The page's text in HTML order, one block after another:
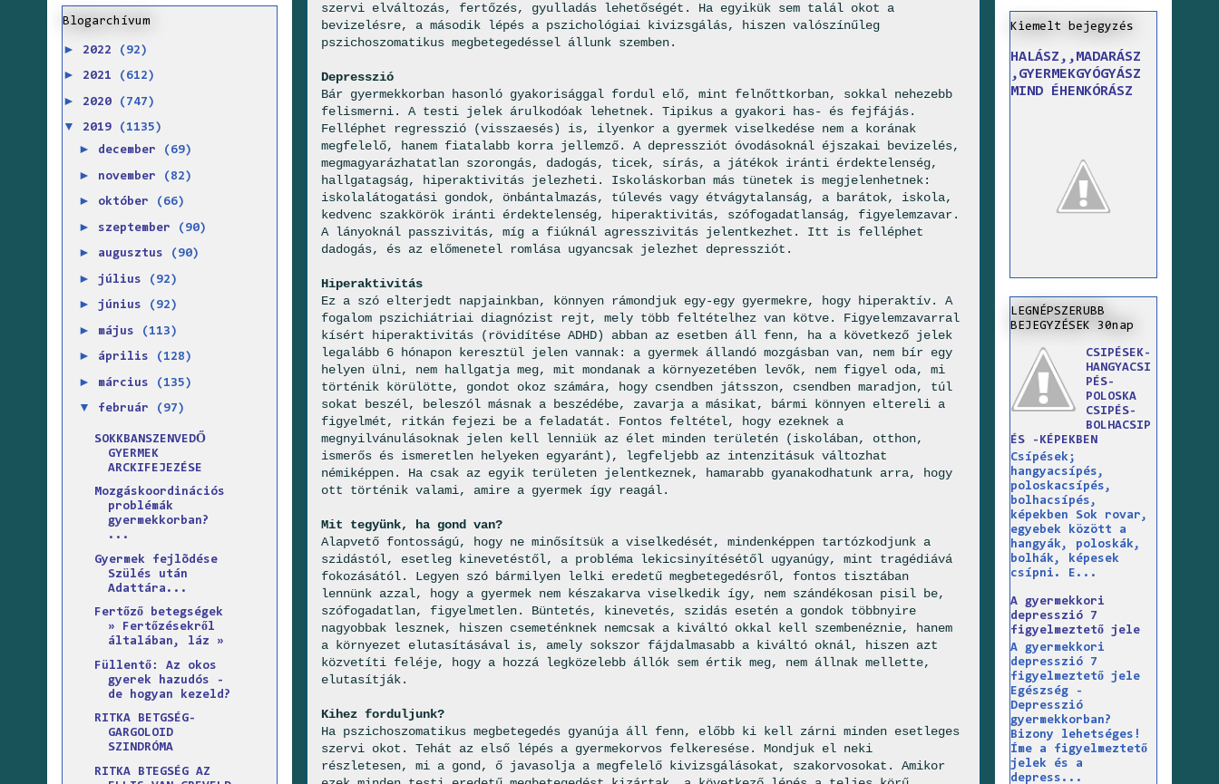
szervi elváltozás, fertőzés, gyulladás lehetőségét. Ha egyikük sem talál okot a
bevizelésre, a második lépés a pszichológiai kivizsgálás, hiszen valószínűleg
pszichoszomatikus megbetegedéssel állunk szemben.
Depresszió
Bár gyermekkorban hasonló gyakorisággal fordul elő, mint felnőttkorban, sokkal nehezebb
felismerni. A testi jelek árulkodóak lehetnek. Tipikus a gyakori has- és fejfájás.
Felléphet regresszió (visszaesés) is, ilyenkor a gyermek viselkedése nem a korának
megfelelő, hanem fiatalabb korra jellemző. A depressziót óvodásoknál éjszakai bevizelés,
megmagyarázhatatlan szorongás, dadogás, ticek, sírás, a játékok iránti érdektelenség,
hallgatagság, hiperaktivitás jelezheti. Iskoláskorban más tünetek is megjelenhetnek:
iskolalátogatási gondok, önbántalmazás, túlevés vagy étvágytalanság, a barátok, iskola,
kedvenc szakkörök iránti érdektelenség, hiperaktivitás, szófogadatlanság, figyelemzavar.
A lányoknál passzivitás, míg a fiúknál agresszivitás jelentkezhet. Itt is felléphet
dadogás, és az előmenetel romlása ugyancsak jelezhet depressziót.
Hiperaktivitás
Ez a szó elterjedt napjainkban, könnyen rámondjuk egy-egy gyermekre, hogy hiperaktív. A
fogalom pszichiátriai diagnózist rejt, mely több feltételhez van kötve. Figyelemzavarral
kísért hiperaktivitás (rövidítése ADHD) abban az esetben áll fenn, ha a következő jelek
legalább 6 hónapon keresztül jelen vannak: a gyermek állandó mozgásban van, nem bír egy
helyen ülni, nem hallgatja meg, mit mondanak a környezetében levők, nem figyel oda, mi
történik körülötte, gondot okoz számára, hogy csendben játsszon, csendben maradjon, túl
sokat beszél, beleszól másnak a beszédébe, zavarja a másikat, bármi könnyen eltereli a
figyelmét, ritkán fejezi be a feladatát. Fontos feltétel, hogy ezeknek a
megnyilvánulásoknak jelen kell lenniük az élet minden területén (iskolában, otthon,
ismerős és ismeretlen helyeken egyaránt), legfeljebb az intenzitásuk változhat
némiképpen. Ha csak az egyik területen jelentkeznek, hamarabb gyanakodhatunk arra, hogy
ott történik valami, amire a gyermek így reagál.
Mit tegyünk, ha gond van?
Alapvető fontosságú, hogy ne minősítsük a viselkedését, mindenképpen tartózkodjunk a
szidástól, esetleg kinevetéstől, a probléma lekicsinyítésétől ugyanúgy, mint tragédiává
fokozásától. Legyen szó bármilyen lelki eredetű megbetegedésről, fontos tisztában
lennünk azzal, hogy a gyermek nem készakarva viselkedik így, nem szándékosan pisil be,
szófogadatlan, figyelmetlen. Büntetés, kinevetés, szidás esetén a gondok többnyire
nagyobbak lesznek, hiszen csemeténknek nemcsak a kiváltó okkal kell szembenéznie, hanem
a környezet elutasításával is, amely sokszor fájdalmasabb a kiváltó oknál, hiszen azt
közvetíti feléje, hogy a hozzá legközelebb állók sem értik meg, nem állnak mellette,
elutasítják.
Kihez forduljunk?
Ha pszichoszomatikus megbetegedés gyanúja áll fenn, előbb ki kell zárni minden esetleges
szervi okot. Tehát az első lépés a gyermekorvos felkeresése. Mondjuk el neki
részletesen, mi a gond, ő javasolja a megfelelő kivizsgálásokat, szakorvosokat. Amikor
Blogarchívum
► 2022 (92)
► 2021 (612)
► 2020 (747)
▼ 2019 (1135)
► december (69)
► november (82)
► október (66)
► szeptember (90)
► augusztus (90)
► július (92)
► június (92)
► május (113)
► április (128)
► március (135)
▼ február (97)
SOKKBANSZENVEDŐ
GYERMEK
ARCKIFEJEZÉSE
Mozgáskoordinációs
problémák
gyermekkorban?
...
Gyermek fejlõdése
Szülés után
Adattára...
Fertőző betegségek
» Fertőzésekről
általában, láz »
Füllentő: Az okos
gyerek hazudós -
de hogyan kezeld?
RITKA BETGSÉG-
GARGOLOID
SZINDRÓMA
RITKA BTEGSÉG AZ
Kiemelt bejegyzés
HALÁSZ,,MADARÁSZ
,GYERMEKGYÓGYÁSZ
MIND ÉHENKÓRÁSZ
LEGNÉPSZERUBB
BEJEGYZÉSEK 30nap
CSIPÉSEK-
HANGYACSI
PÉS-
POLOSKA
CSIPÉS-
BOLHACSIP
ÉS -KÉPEKBEN
Csípések;
hangyacsípés,
poloskacsípés,
bolhacsípés,
képekben Sok rovar,
egyebek között a
hangyák, poloskák,
bolhák, képesek
csípni. E...
A gyermekkori
depresszió 7
figyelmeztető jele
A gyermekkori
depresszió 7
figyelmeztető jele
Egészség -
Depresszió
gyermekkorban?
Bizony lehetséges!
Íme a figyelmeztető
jelek és a
depress...